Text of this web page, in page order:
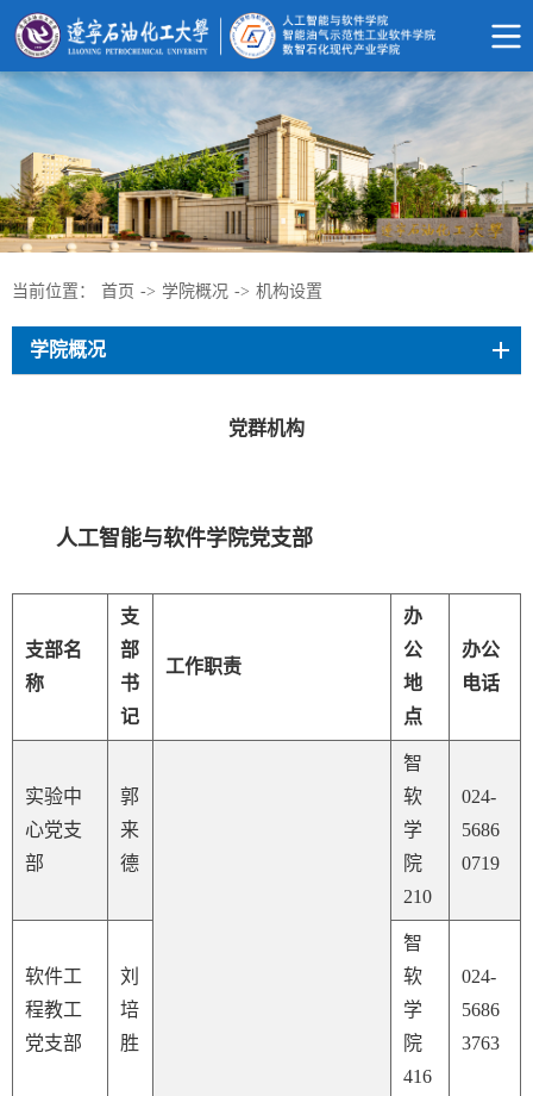
当前位置： 首页 -> 学院概况 -> 机构设置
学院概况
党群机构
人工智能与软件学院党支部
支部名
称
支
部
书
记
工作职责
办
公
地
点
办公
电话
实验中
心党支
部
郭
来
德
智
软
学
院
210
024-
5686
0719
软件工
程教工
党支部
刘
培
胜
智
软
学
院
416
024-
5686
3763